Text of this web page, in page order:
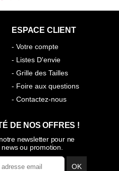
ESPACE CLIENT
- Votre compte
- Listes D'envie
- Grille des Tailles
- Foire aux questions
- Contactez-nous
DE NOS OFFRES !
newsletter pour ne
ou promotion.
OK